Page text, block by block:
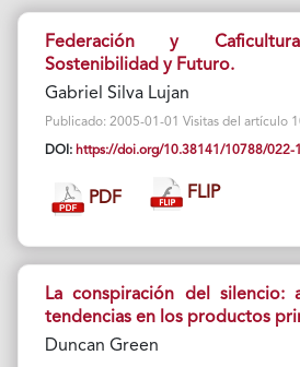
Federación y
Sostenibilidad y Futuro.
Gabriel Silva Lujan
Publicado: 2005-01-01 Visitas del artículo
DOI: https://doi.org/10.38141/10788/022-
PDF FLIP
La conspiración del silencio:
tendencias en los productos
Duncan Green